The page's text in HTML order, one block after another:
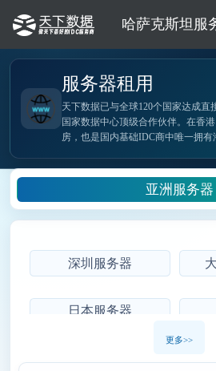
哈萨克斯坦服
服务器租用
天下数据已与全球120个国家达成直
国家数据中心顶级合作伙伴。在香
房，也是国内基础IDC商中唯一拥有
亚洲服务器
深圳服务器
日本服务器
更多>>